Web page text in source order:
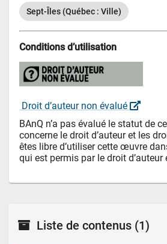
Sept-Îles (Québec : Ville)
Conditions d’utilisation
Droit d’auteur non évalué
BAnQ n’a pas évalué le statut de
concerne le droit d’auteur et les
êtes libre d’utiliser cette œuvre
qui est permis par le droit
Liste de contenus (1)